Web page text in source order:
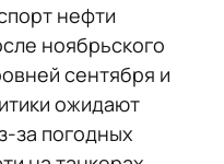
нефти
ноябрьского
сентября и
ожидают
за погодных